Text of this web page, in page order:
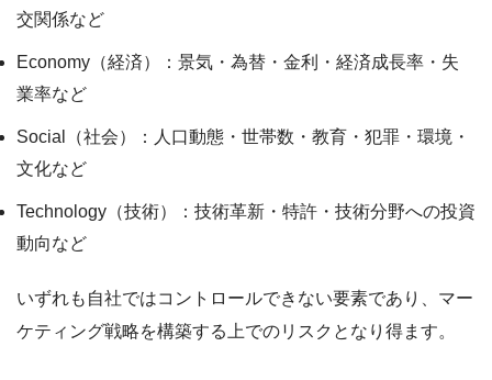
交関係など
Economy（経済）：景気・為替・金利・経済成長率・失
業率など
Social（社会）：人口動態・世帯数・教育・犯罪・環境・
文化など
Technology（技術）：技術革新・特許・技術分野への投資
動向など
いずれも自社ではコントロールできない要素であり、マー
ケティング戦略を構築する上でのリスクとなり得ます。